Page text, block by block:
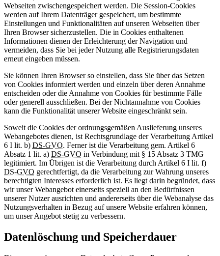
Webseiten zwischengespeichert werden. Die Session-Cookies
werden auf Ihrem Datenträger gespeichert, um bestimmte
Einstellungen und Funktionalitäten auf unseren Webseiten über
Ihren Browser sicherzustellen. Die in Cookies enthaltenen
Informationen dienen der Erleichterung der Navigation und
vermeiden, dass Sie bei jeder Nutzung alle Registrierungsdaten
erneut eingeben müssen.
Sie können Ihren Browser so einstellen, dass Sie über das Setzen
von Cookies informiert werden und einzeln über deren Annahme
entscheiden oder die Annahme von Cookies für bestimmte Fälle
oder generell ausschließen. Bei der Nichtannahme von Cookies
kann die Funktionalität unserer Website eingeschränkt sein.
Soweit die Cookies der ordnungsgemäßen Auslieferung unseres
Webangebotes dienen, ist Rechtsgrundlage der Verarbeitung Artikel
6 I lit. b) DS-GVO. Ferner ist die Verarbeitung gem. Artikel 6
Absatz 1 lit. a) DS-GVO in Verbindung mit § 15 Absatz 3 TMG
legitimiert. Im Übrigen ist die Verarbeitung durch Artikel 6 I lit. f)
DS-GVO gerechtfertigt, da die Verarbeitung zur Wahrung unseres
berechtigten Interesses erforderlich ist. Es liegt darin begründet, dass
wir unser Webangebot einerseits speziell an den Bedürfnissen
unserer Nutzer ausrichten und andererseits über die Webanalyse das
Nutzungsverhalten in Bezug auf unsere Website erfahren können,
um unser Angebot stetig zu verbessern.
Datenlöschung und Speicherdauer